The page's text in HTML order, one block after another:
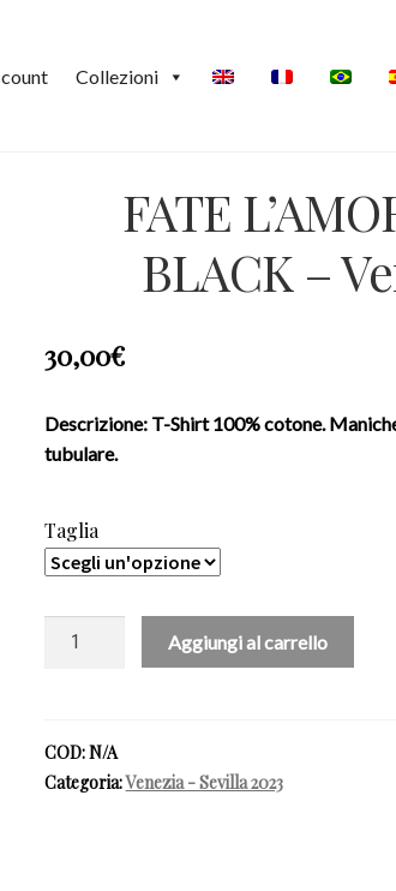
Collezioni
FATE
BLACK –
30,00€
Descrizione: T-Shirt 100% cotone.
tubulare.
Taglia
FATE
-
Venezia
Aggiungi al carrello
COD:N/A
Categoria:Venezia - Sevilla 2023